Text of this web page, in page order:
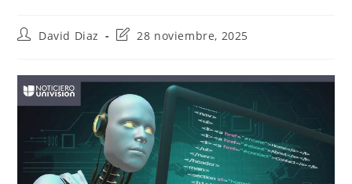
Autor
entrada:
David Diaz
Última
la
entrada:
28 noviembre, 2025